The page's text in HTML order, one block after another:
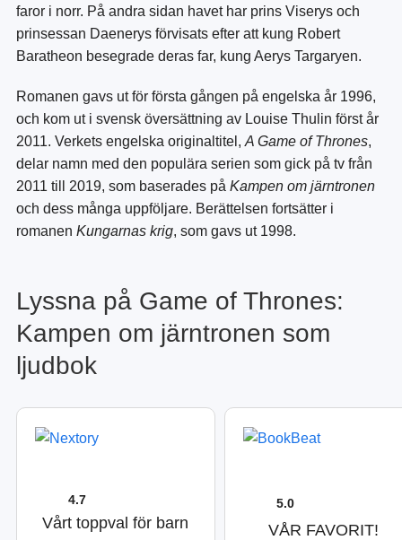
faror i norr. På andra sidan havet har prins Viserys och
prinsessan Daenerys förvisats efter att kung Robert
Baratheon besegrade deras far, kung Aerys Targaryen.
Romanen gavs ut för första gången på engelska år 1996,
och kom ut i svensk översättning av Louise Thulin först år
2011. Verkets engelska originaltitel, A Game of Thrones,
delar namn med den populära serien som gick på tv från
2011 till 2019, som baserades på Kampen om järntronen
och dess många uppföljare. Berättelsen fortsätter i
romanen Kungarnas krig, som gavs ut 1998.
Lyssna på Game of Thrones:
Kampen om järntronen som
ljudbok
4.7
Vårt toppval för barn
5.0
VÅR FAVORIT!